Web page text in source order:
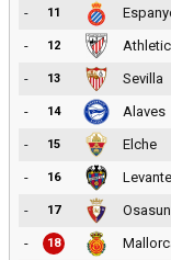
-
11
-
12
-
13 Sevilla
-
14 Alaves
-
15 Elche
-
16 Levante
-
17
-
18